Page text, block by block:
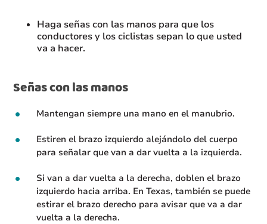
Haga señas con las manos para que los
conductores y los ciclistas sepan lo que usted
va a hacer.
Señas con las manos
Mantengan siempre una mano en el manubrio.
Estiren el brazo izquierdo alejándolo del cuerpo
para señalar que van a dar vuelta a la izquierda.
Si van a dar vuelta a la derecha, doblen el brazo
izquierdo hacia arriba. En Texas, también se puede
estirar el brazo derecho para avisar que va a dar
vuelta a la derecha.